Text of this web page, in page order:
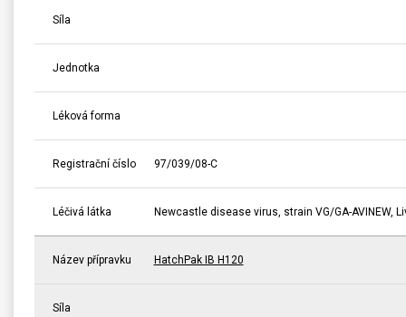
Síla
Jednotka
Léková forma
Registrační číslo 97/039/08-C
Léčivá látka Newcastle disease virus, strain VG/GA-AVINEW,
Název přípravku HatchPak IB H120
Síla